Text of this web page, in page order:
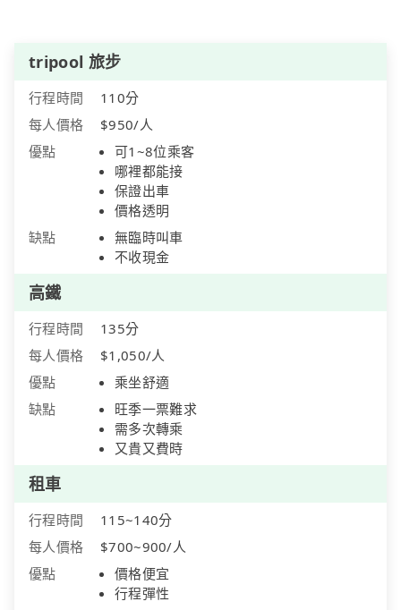
tripool 旅步
行程時間
110分
每人價格
$950/人
優點
可1~8位乘客
哪裡都能接
保證出車
價格透明
缺點
無臨時叫車
不收現金
高鐵
行程時間
135分
每人價格
$1,050/人
優點
乘坐舒適
缺點
旺季一票難求
需多次轉乘
又貴又費時
租車
行程時間
115~140分
每人價格
$700~900/人
優點
價格便宜
行程彈性